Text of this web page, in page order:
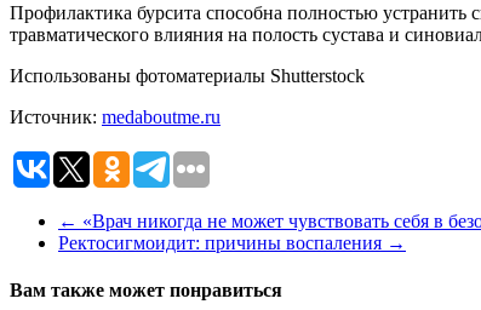
Профилактика бурсита способна полностью
травматического влияния на полость сустава и
Использованы фотоматериалы Shutterstock
Источник: medaboutme.ru
← «Врач никогда не может чувствовать себя в
Ректосигмоидит: причины воспаления →
Вам также может понравиться